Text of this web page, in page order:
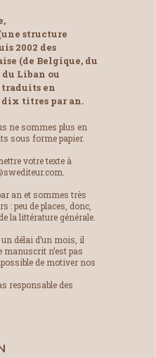
structure
2002 des
(de Belgique, du
du Liban ou
traduits en
dix titres par an.
ne sommes plus en
sous forme papier.
votre texte à
an et sommes très
: peu de places, donc,
la littérature générale.
délai d’un mois, il
n’est pas
de motiver nos
responsable des